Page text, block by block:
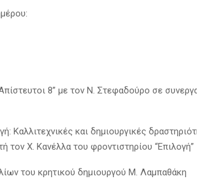
8” με τον Ν. Στεφαδούρο σε
Καλλιτεχνικές και δημιουργικές
τον Χ. Κανέλλα του φροντιστηρίου “Επιλογή”
του κρητικού δημιουργού Μ. Λαμπαθάκη